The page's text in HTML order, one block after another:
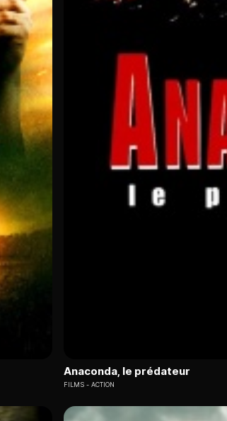
Anaconda, le prédateur
FILMS ACTION